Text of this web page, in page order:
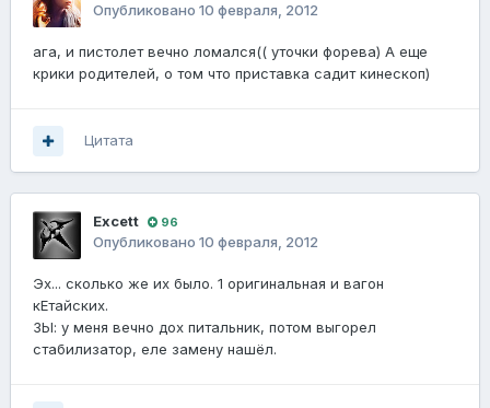
Опубликовано 10 февраля, 2012
ага, и пистолет вечно ломался(( уточки форева) А еще
крики родителей, о том что приставка садит кинескоп)
Цитата
Excett 96
Опубликовано 10 февраля, 2012
Эх... сколько же их было. 1 оригинальная и вагон
кЕтайских.
ЗЫ: у меня вечно дох питальник, потом выгорел
стабилизатор, еле замену нашёл.